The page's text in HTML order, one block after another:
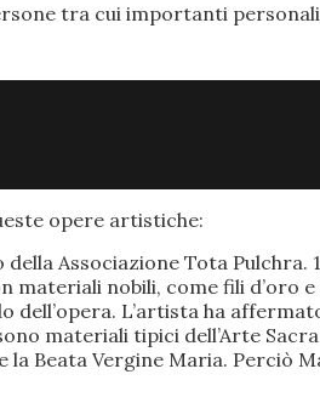
tra cui importanti
opere artistiche:
Associazione Tota
materiali nobili, come fili
dell’opera. L’artista ha
materiali tipici dell’Arte
la Beata Vergine Maria. Perciò